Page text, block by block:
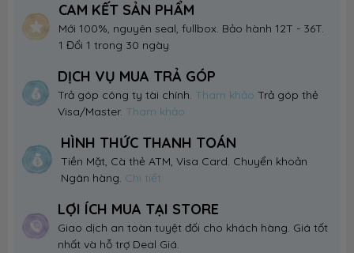
CAM KẾT SẢN PHẨM
Mới 100%, nguyên seal, fullbox. Bảo hành 12T - 36T.
1 Đổi 1 trong 30 ngày
DỊCH VỤ MUA TRẢ GÓP
Trả góp công ty tài chính. Tham khảoTrả góp thẻ
Visa/Master. Tham khảo
HÌNH THỨC THANH TOÁN
Tiền Mặt, Cà thẻ ATM, Visa Card. Chuyển khoản
Ngân hàng. Chi tiết
LỢI ÍCH MUA TẠI STORE
Giao dịch an toàn tuyệt đối cho khách hàng. Giá tốt
nhất và hỗ trợ Deal Giá.